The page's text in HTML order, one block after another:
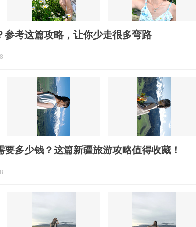
参考这篇攻略，让你少走很多弯路
要多少钱？这篇新疆旅游攻略值得收藏！